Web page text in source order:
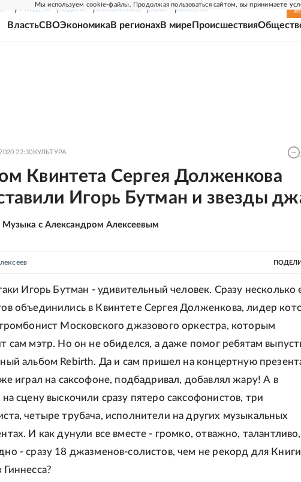
Мы используем cookie-файлы. Продолжая пользоваться сайтом, вы принимаете
РГ-НЕДЕЛЯ РОДИНА ПРИЛОЖЕНИЯ СОЮЗ НОВОСТИ
ВластьСВОЭкономикаВ регионахВ мире Происшествия
22:30 КУЛЬТУРА
Квинтета Сергея Долженкова
Игорь Бутман и звезды
Музыка с Александром Алексеевым
Игорь Бутман - удивительный человек. Сразу несколько
объединились в Квинтете Сергея Долженкова, лидер
Московского джазового оркестра, которым
сам мэтр. Но он не обиделся, а даже помог ребятам
альбом Rebirth. Да и сам пришел на концертную
играл на саксофоне, подбадривал, добавлял жару! А в
сцену выскочили сразу пятеро саксофонистов, три
четыре трубача, исполнители на других музыкальных
И как дунули все вместе - громко, отважно, талантливо,
- сразу 18 джазменов-солистов, чем не рекорд для Книги